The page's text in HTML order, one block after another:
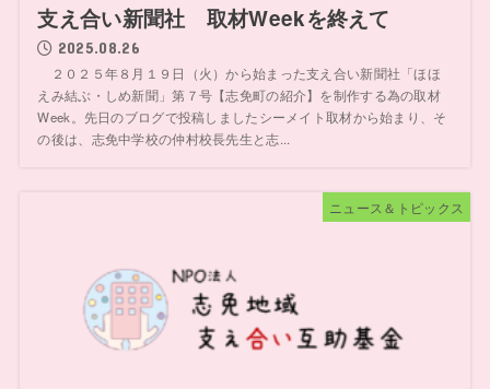
支え合い新聞社 取材Weekを終えて
2025.08.26
２０２５年８月１９日（火）から始まった支え合い新聞社「ほほ
えみ結ぶ・しめ新聞」第７号【志免町の紹介】を制作する為の取材
Week。先日のブログで投稿しましたシーメイト取材から始まり、そ
の後は、志免中学校の仲村校長先生と志...
ニュース＆トピックス